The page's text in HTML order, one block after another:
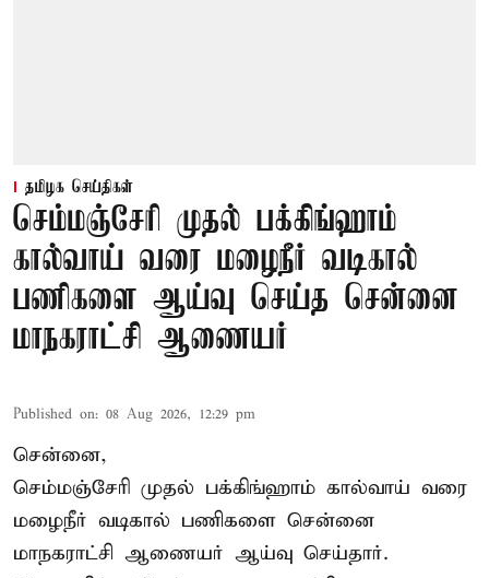
தமிழக செய்திகள்
செம்மஞ்சேரி முதல் பக்கிங்ஹாம்
கால்வாய் வரை மழைநீர் வடிகால்
பணிகளை ஆய்வு செய்த சென்னை
மாநகராட்சி ஆணையர்
Published on: 08 Aug 2026, 12:29 pm
சென்னை,
செம்மஞ்சேரி முதல் பக்கிங்ஹாம் கால்வாய் வரை
மழைநீர் வடிகால் பணிகளை சென்னை
மாநகராட்சி ஆணையர் ஆய்வு செய்தார்.